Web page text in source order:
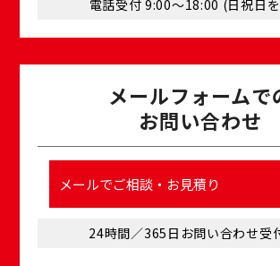
電話受付 9:00〜18:00 (⽇祝⽇
メールフォームで
お問い合わせ
メールでご相談・お⾒積り
24時間／365⽇お問い合わせ受